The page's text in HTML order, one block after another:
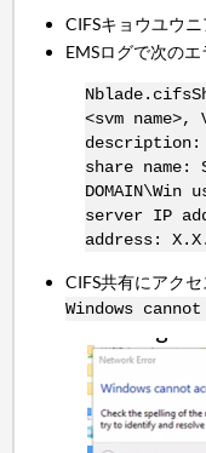
CIFSキョウユウ
EMSログで次の
<svm
description:
share name:
server IP
address:
CIFS共有にアク
Windows